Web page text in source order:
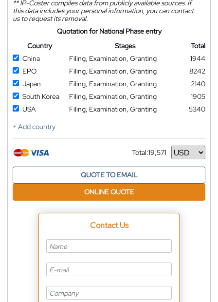
**IP-Coster compiles data from publicly available sources. If
this data includes your personal information, you can contact
us to request its removal.
Quotation for National Phase entry
Country
Stages
Total
China
Filing, Examination, Granting
1944
EPO
Filing, Examination, Granting
8242
Japan
Filing, Examination, Granting
2140
South Korea
Filing, Examination, Granting
1905
USA
Filing, Examination, Granting
5340
+ Add country
Total:19,571
Currency
QUOTE TO EMAIL
ONLINE QUOTE
Contact Us